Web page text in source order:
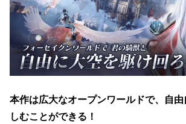
本作は広大なオープンワールドで、自
しむことができる！